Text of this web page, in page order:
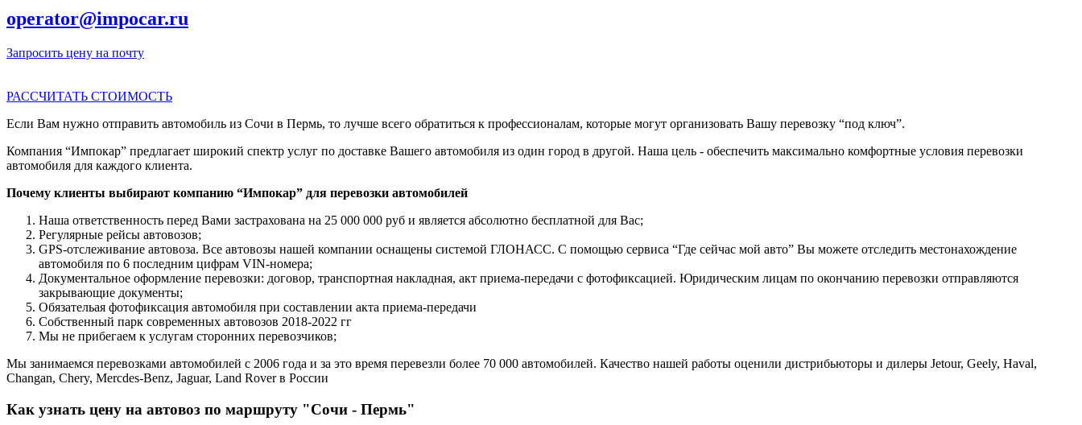
operator@impocar.ru
Запросить цену на почту
РАССЧИТАТЬ СТОИМОСТЬ
Если Вам нужно отправить автомобиль из Сочи в Пермь, то лучше всего обратиться к профессионалам, которые могут организовать Вашу перевозку “под ключ”.
Компания “Импокар” предлагает широкий спектр услуг по доставке Вашего автомобиля из один город в другой. Наша цель - обеспечить максимально комфортные условия перевозки
автомобиля для каждого клиента.
Почему клиенты выбирают компанию “Импокар” для перевозки автомобилей
Наша ответственность перед Вами застрахована на 25 000 000 руб и является абсолютно бесплатной для Вас;
Регулярные рейсы автовозов;
GPS-отслеживание автовоза. Все автовозы нашей компании оснащены системой ГЛОНАСС. С помощью сервиса “Где сейчас мой авто” Вы можете отследить местонахождение
автомобиля по 6 последним цифрам VIN-номера;
Документальное оформление перевозки: договор, транспортная накладная, акт приема-передачи с фотофиксацией. Юридическим лицам по окончанию перевозки отправляются
закрывающие документы;
Обязательая фотофиксация автомобиля при составлении акта приема-передачи
Собственный парк современных автовозов 2018-2022 гг
Мы не прибегаем к услугам сторонних перевозчиков;
Мы занимаемся перевозками автомобилей с 2006 года и за это время перевезли более 70 000 автомобилей. Качество нашей работы оценили дистрибьюторы и дилеры Jetour, Geely, Haval,
Changan, Chery, Mercdes-Benz, Jaguar, Land Rover в России
Как узнать цену на автовоз по маршруту "Сочи - Пермь"